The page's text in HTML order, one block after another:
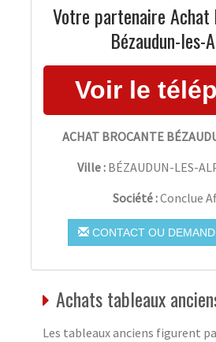
Votre partenaire
Bézaudun-les-
ACHAT BROCANTE
Ville : BÉZAUDUN-LES-
Société :Conclue
CONTACT OU
Achats tableaux
Les tableaux anciens figurent